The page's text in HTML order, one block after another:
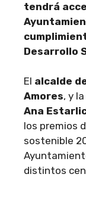
tendrá
Desarrollo
El alcalde
Amores, y la
Ana
los premios
sostenible
distintos